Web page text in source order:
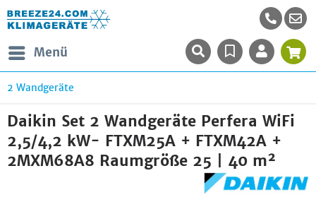
Menü
2 Wandgeräte
Daikin Set 2 Wandgeräte Perfera WiFi
2,5/4,2 kW- FTXM25A + FTXM42A +
2MXM68A8 Raumgröße 25 | 40 m²